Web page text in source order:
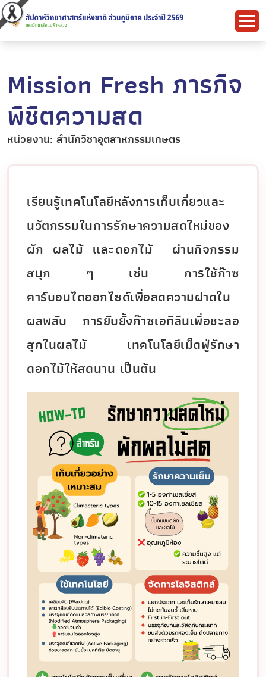
Mission Fresh ภารกิจ
พิชิตความสด
หน่วยงาน: สำนักวิชาอุตสาหกรรมเกษตร
เรียนรู้เทคโนโลยีหลังการเก็บเกี่ยวและ
นวัตกรรมในการรักษาความสดใหม่ของ
ผัก ผลไม้ และดอกไม้ ผ่านกิจกรรม
สนุก ๆ เช่น การใช้ก๊าซ
คาร์บอนไดออกไซด์เพื่อลดความฝาดใน
ผลพลับ การยับยั้งก๊าซเอทิลีนเพื่อชะลอ
สุกในผลไม้ เทคโนโลยีเม็ดฟู่รักษา
ดอกไม้ให้สดนาน เป็นต้น